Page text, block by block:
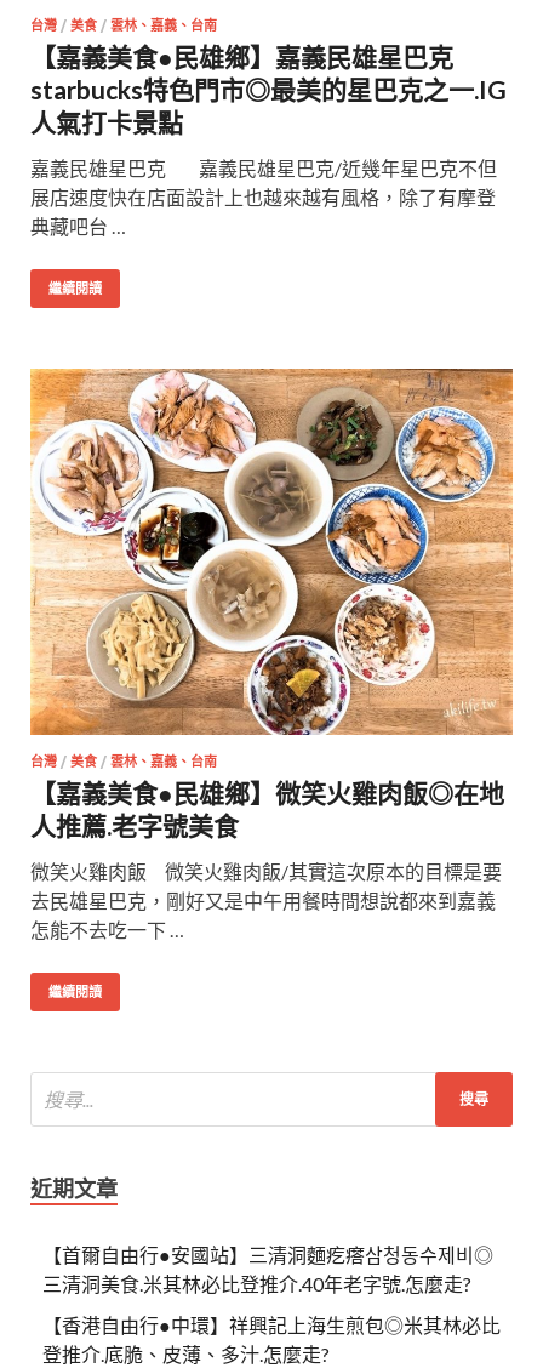
台灣 / 美食 / 雲林、嘉義、台南
【嘉義美食●民雄鄉】嘉義民雄星巴克
starbucks特色門市◎最美的星巴克之一.IG
人氣打卡景點
嘉義民雄星巴克 嘉義民雄星巴克/近幾年星巴克不但
展店速度快在店面設計上也越來越有風格，除了有摩登
典藏吧台 …
繼續閱讀
台灣 / 美食 / 雲林、嘉義、台南
【嘉義美食●民雄鄉】微笑火雞肉飯◎在地
人推薦.老字號美食
微笑火雞肉飯 微笑火雞肉飯/其實這次原本的目標是要
去民雄星巴克，剛好又是中午用餐時間想說都來到嘉義
怎能不去吃一下 …
繼續閱讀
近期文章
【首爾自由行●安國站】三清洞麵疙瘩삼청동수제비◎
三清洞美食.米其林必比登推介.40年老字號.怎麼走?
【香港自由行●中環】祥興記上海生煎包◎米其林必比
登推介.底脆、皮薄、多汁.怎麼走?